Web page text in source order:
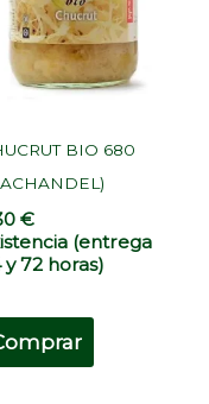
BIO 680
€
(entrega
y 72 horas)